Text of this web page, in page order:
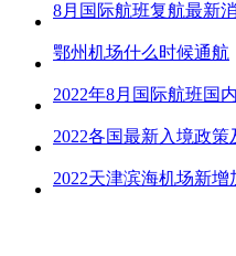
8月国际航班复航最新
鄂州机场什么时候通航
2022年8月国际航班国
2022各国最新入境政策
2022天津滨海机场新